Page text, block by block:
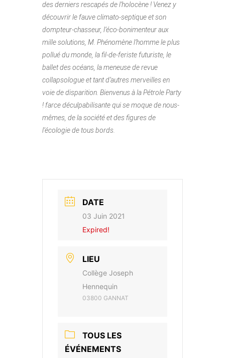
des derniers rescapés de l’holocène ! Venez y
découvrir le fauve climato-septique et son
dompteur-chasseur, l’éco-bonimenteur aux
mille solutions, M. Phénomène l’homme le plus
pollué du monde, la fil-de-feriste futuriste, le
ballet des océans, la meneuse de revue
collapsologue et tant d’autres merveilles en
voie de disparition. Bienvenus à la Pétrole Party
! farce déculpabilisante qui se moque de nous-
mêmes, de la société et des figures de
l’écologie de tous bords.
DATE
03 Juin 2021
Expired!
LIEU
Collège Joseph
Hennequin
03800 GANNAT
TOUS LES
ÉVÉNEMENTS